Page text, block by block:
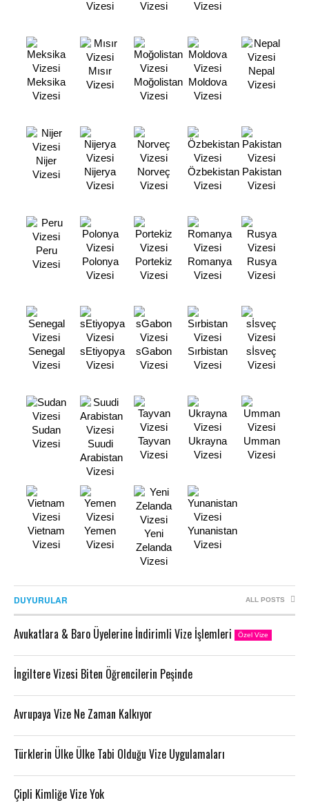
Vizesi
Vizesi
Vizesi
Meksika
Vizesi
Mısır
Vizesi
Moğolistan
Vizesi
Moldova
Vizesi
Nepal
Vizesi
Nijer
Vizesi
Nijerya
Vizesi
Norveç
Vizesi
Özbekistan
Vizesi
Pakistan
Vizesi
Peru
Vizesi
Polonya
Vizesi
Portekiz
Vizesi
Romanya
Vizesi
Rusya
Vizesi
Senegal
Vizesi
sEtiyopya
Vizesi
sGabon
Vizesi
Sırbistan
Vizesi
sİsveç
Vizesi
Sudan
Vizesi
Suudi
Arabistan
Vizesi
Tayvan
Vizesi
Ukrayna
Vizesi
Umman
Vizesi
Vietnam
Vizesi
Yemen
Vizesi
Yeni
Zelanda
Vizesi
Yunanistan
Vizesi
DUYURULAR ALL POSTS
Avukatlara & Baro Üyelerine İndirimli Vize İşlemleri Özel Vize
İngiltere Vizesi Biten Öğrencilerin Peşinde
Avrupaya Vize Ne Zaman Kalkıyor
Türklerin Ülke Ülke Tabi Olduğu Vize Uygulamaları
Çipli Kimliğe Vize Yok